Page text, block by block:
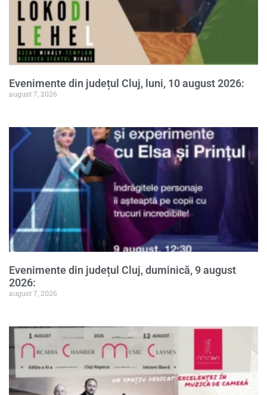
Evenimente din județul Cluj, luni, 10 august 2026:
august 7, 2026
Evenimente din județul Cluj, duminică, 9 august
2026:
august 7, 2026